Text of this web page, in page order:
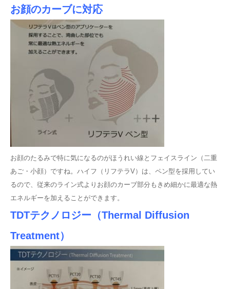
お顔のカーブに対応
お顔のたるみで特に気になるのがほうれい線とフェイスライン（二重
あご・小顔）ですね。ハイフ（リフテラV）は、ペン型を採用してい
るので、従来のライン式よりお顔のカーブ部分もきめ細かに最適な熱
エネルギーを加えることができます。
TDTテクノロジー（Thermal Diffusion
Treatment）